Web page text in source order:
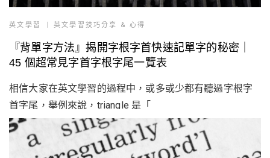
英文學習 英文學習技巧分享 & 心得
『背單字方法』揭開字根字首快速記單字的秘密｜
45 個超常見字首字根字尾一覽表
相信大家在英文學習的過程中，或多或少都有聽過字根字
首字尾，舉例來說，triangle 是「